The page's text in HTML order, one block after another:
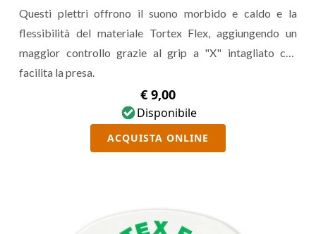
Questi plettri offrono il suono morbido e caldo e la
flessibilità del materiale Tortex Flex, aggiungendo un
maggior controllo grazie al grip a "X" intagliato che
facilita la presa.
€ 9,00
Disponibile
ACQUISTA ONLINE